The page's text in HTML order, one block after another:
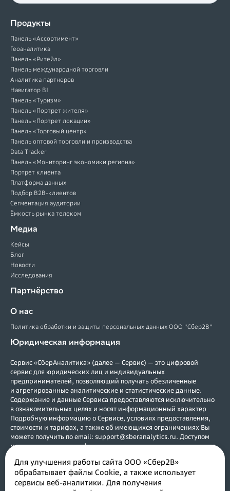
Продукты
Панель «Ассортимент»
Геоаналитика
Панель «Ритейл»
Панель международной торговли
Аналитика партнеров
Навигатор BI
Панель «Туризм»
Панель «Портрет жителя»
Панель «Портрет локации»
Панель «Торговый центр»
Панель оптовой торговли и производства
Data Tracker
Панель «Мониторинг экономики региона»
Портрет клиента
Платформа данных
Подбор B2B-клиентов
Сегментация аудитории
Ёмкость рынка телеком
Медиа
Кейсы
Блог
Новости
Исследования
Партнёрство
О нас
Политика обработки и защиты персональных данных ООО "Сбер2В"
Юридическая информация
Сервис «СберАналитика» (далее — Сервис) — это цифровой
сервис для юридических лиц и индивидуальных
предпринимателей, позволяющий получать обезличенные
и агрегированные аналитические и статистические данные.
Содержание и данные Сервиса предоставляются исключительно
в ознакомительных целях и носят информационный характер
Подробную информацию о Сервисе, условиях предоставления,
стоимости и тарифах, а также об имеющихся ограничениях Вы
можете получить по email: support@sberanalytics.ru. Доступом
могут воспользоваться физические и юридические лица, а также
Российской Федерации. Услуги предоставляются в соответствии с
договором. Возрастное ограничение (0+).
Исключительное право на Сервис принадлежит ООО «Сбер2В»
Для улучшения работы сайта ООО «Сбер2В»
обрабатывает файлы Cookie, а также использует
сервисы веб-аналитики. Для получения